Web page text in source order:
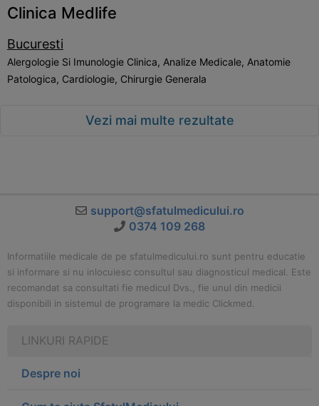
Clinica Medlife
Bucuresti
Alergologie Si Imunologie Clinica, Analize Medicale, Anatomie
Patologica, Cardiologie, Chirurgie Generala
Vezi mai multe rezultate
support@sfatulmedicului.ro
0374 109 268
Informatiile medicale de pe sfatulmedicului.ro sunt pentru educatie
si informare si nu inlocuiesc consultul sau diagnosticul medical. Este
recomandat sa consultati fie medicul Dvs., fie unul din medicii
disponibili in sistemul de programare la medic Clickmed.
LINKURI RAPIDE
Despre noi